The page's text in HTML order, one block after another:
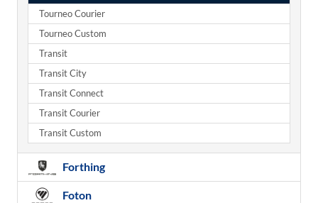
Tourneo Courier
Tourneo Custom
Transit
Transit City
Transit Connect
Transit Courier
Transit Custom
Forthing
Foton